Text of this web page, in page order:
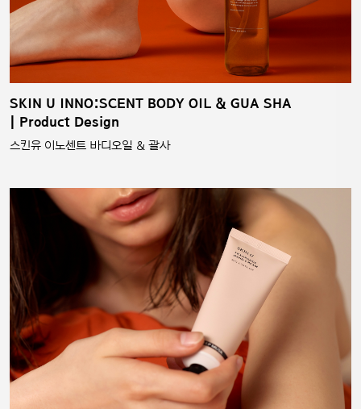
SKIN U INNO:SCENT BODY OIL & GUA SHA
| Product Design
스킨유 이노센트 바디오일 & 괄사